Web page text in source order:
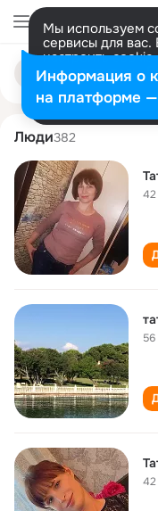
Мы используем
сервисы для вас.
настроить
представитель.
Разрешить все
Поиск
людям
tatyana kolotova
Люди382
42
56
42
Информация о
на платформе